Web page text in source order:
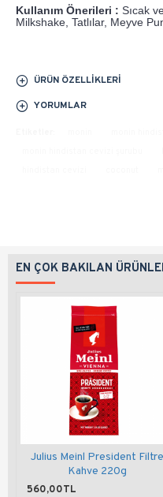
Kullanım Önerileri : Sıcak
Milkshake, Tatlılar, Meyve
ÜRÜN ÖZELLIKLERI
YORUMLAR
EN ÇOK BAKILAN
Julius Meinl President Filtre
Kahve 220g
560,00TL